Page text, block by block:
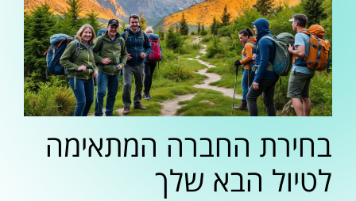
בחירת החברה המתאימה
לטיול הבא שלך